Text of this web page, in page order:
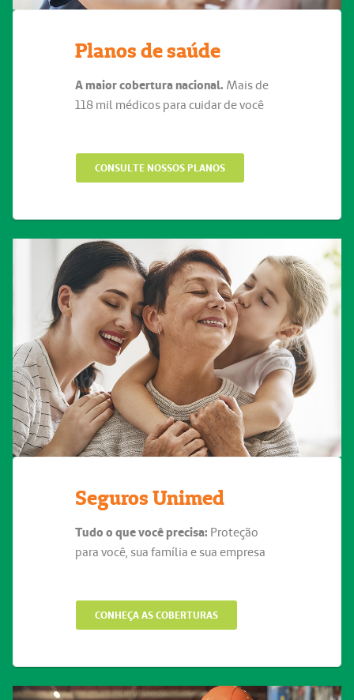
Planos de saúde
A maior cobertura nacional. Mais de
118 mil médicos para cuidar de você
CONSULTE NOSSOS PLANOS
Seguros Unimed
Tudo o que você precisa: Proteção
para você, sua família e sua empresa
CONHEÇA AS COBERTURAS